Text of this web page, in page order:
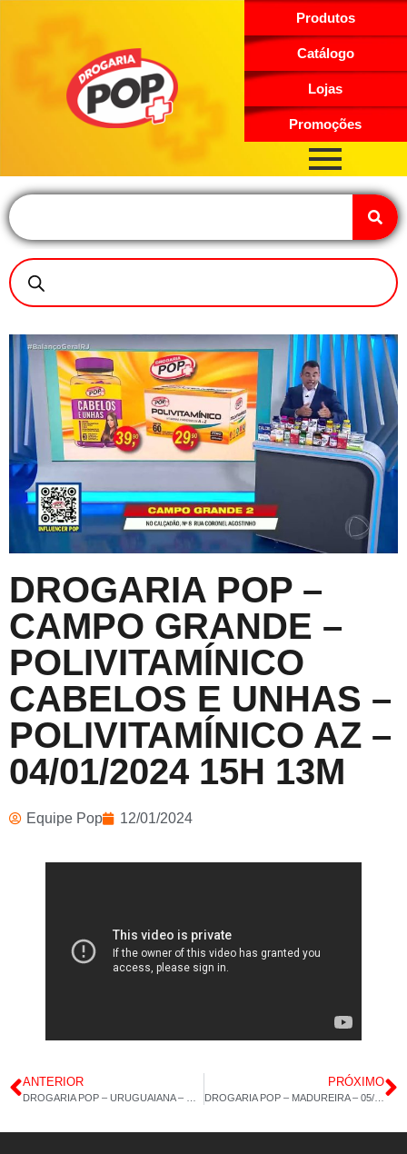
Produtos
Catálogo
Lojas
Promoções
DROGARIA POP –
CAMPO GRANDE –
POLIVITAMÍNICO
CABELOS E UNHAS –
POLIVITAMÍNICO AZ –
04/01/2024 15H 13M
Equipe Pop 12/01/2024
ANTERIOR PRÓXIMO
DROGARIA POP – MADUREIRA – 05/01/2024 – 15H 05M